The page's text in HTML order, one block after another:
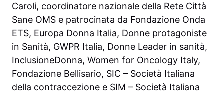
Caroli, coordinatore nazionale della Rete Città
Sane OMS e patrocinata da Fondazione Onda
ETS, Europa Donna Italia, Donne protagoniste
in Sanità, GWPR Italia, Donne Leader in sanità,
InclusioneDonna, Women for Oncology Italy,
Fondazione Bellisario, SIC – Società Italiana
della contraccezione e SIM – Società Italiana